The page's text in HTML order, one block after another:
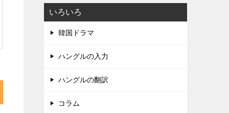
いろいろ
韓国ドラマ
ハングルの入力
ハングルの翻訳
コラム